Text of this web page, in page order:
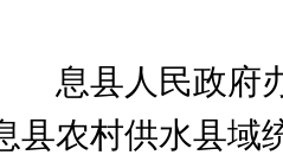
息县 人民政府
县农村供水县域